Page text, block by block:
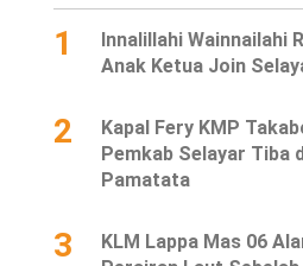
1
Innalillahi Wainnailahi
Anak Ketua Join
2
Kapal Fery KMP
Pemkab Selayar Tiba
Pamatata
3
KLM Lappa Mas 06